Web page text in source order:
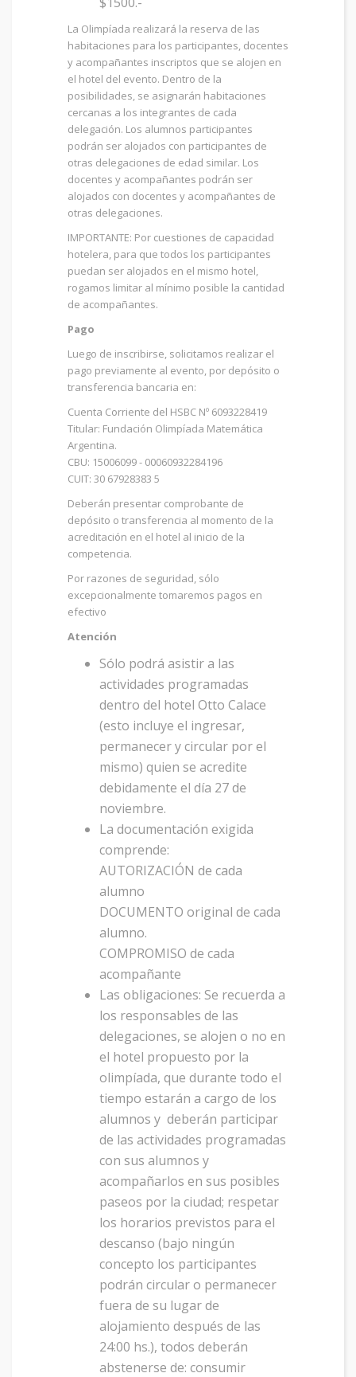
La Olimpíada realizará la reserva de las
habitaciones para los participantes, docentes
y acompañantes inscriptos que se alojen en
el hotel del evento. Dentro de la
posibilidades, se asignarán habitaciones
cercanas a los integrantes de cada
delegación. Los alumnos participantes
podrán ser alojados con participantes de
otras delegaciones de edad similar. Los
docentes y acompañantes podrán ser
alojados con docentes y acompañantes de
otras delegaciones.
IMPORTANTE: Por cuestiones de capacidad
hotelera, para que todos los participantes
puedan ser alojados en el mismo hotel,
rogamos limitar al mínimo posible la cantidad
de acompañantes.
Pago
Luego de inscribirse, solicitamos realizar el
pago previamente al evento, por depósito o
transferencia bancaria en:
Cuenta Corriente del HSBC Nº 6093228419
Titular: Fundación Olimpíada Matemática
Argentina.
CBU: 15006099 - 00060932284196
CUIT: 30 67928383 5
Deberán presentar comprobante de
depósito o transferencia al momento de la
acreditación en el hotel al inicio de la
competencia.
Por razones de seguridad, sólo
excepcionalmente tomaremos pagos en
efectivo
Atención
Sólo podrá asistir a las
actividades programadas
dentro del hotel Otto Calace
(esto incluye el ingresar,
permanecer y circular por el
mismo) quien se acredite
debidamente el día 27 de
noviembre.
La documentación exigida
comprende:
AUTORIZACIÓN de cada
alumno
DOCUMENTO original de cada
alumno.
COMPROMISO de cada
acompañante
Las obligaciones: Se recuerda a
los responsables de las
delegaciones, se alojen o no en
el hotel propuesto por la
olimpíada, que durante todo el
tiempo estarán a cargo de los
alumnos y deberán participar
de las actividades programadas
con sus alumnos y
acompañarlos en sus posibles
paseos por la ciudad; respetar
los horarios previstos para el
descanso (bajo ningún
concepto los participantes
podrán circular o permanecer
fuera de su lugar de
alojamiento después de las
24:00 hs.), todos deberán
abstenerse de: consumir